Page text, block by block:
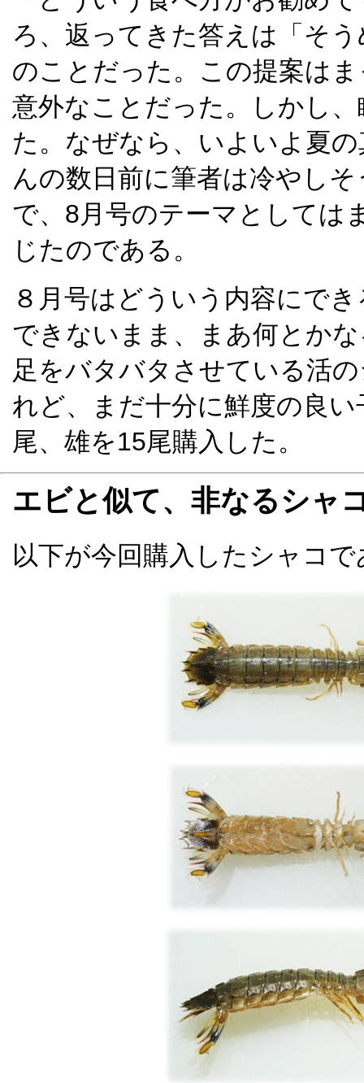
ろ、返ってきた答えは「そ
のことだった。この提案は
意外なことだった。しかし
た。なぜなら、いよいよ夏
んの数日前に筆者は冷やし
で、8月号のテーマとしては
じたのである。
８月号はどういう内容にで
できないまま、まあ何とか
足をバタバタさせている活
れど、まだ十分に鮮度の良
尾、雄を15尾購入した。
エビと似て、非なるシャ
以下が今回購入したシャコで